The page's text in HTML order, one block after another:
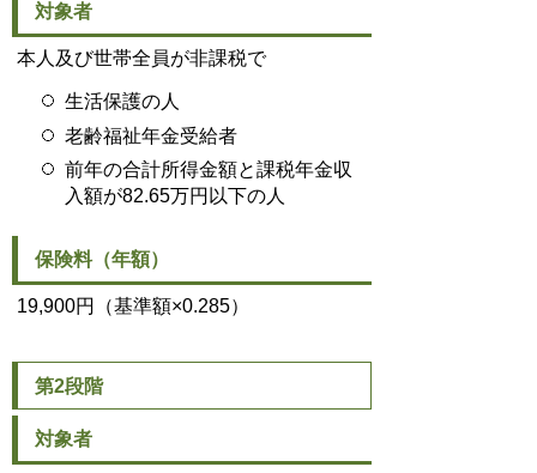
対象者
本人及び世帯全員が非課税で
生活保護の人
老齢福祉年金受給者
前年の合計所得金額と課税年金収
入額が82.65万円以下の人
保険料（年額）
19,900円（基準額×0.285）
第2段階
対象者